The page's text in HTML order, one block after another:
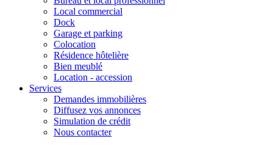
Local commercial
Dock
Garage et parking
Colocation
Résidence hôtelière
Bien meublé
Location - accession
Services
Demandes immobilières
Diffusez vos annonces
Simulation de crédit
Nous contacter